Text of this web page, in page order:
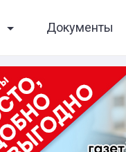
Документы